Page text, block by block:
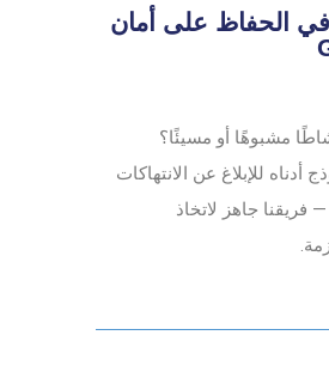
الحفاظ على أمان
مشبوهًا أو مسيئًا؟
أدناه للإبلاغ عن الانتهاكات
فريقنا جاهز لاتخاذ